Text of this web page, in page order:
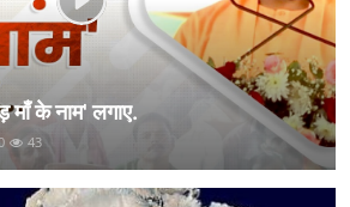
माँ के नाम' लगाए.
43